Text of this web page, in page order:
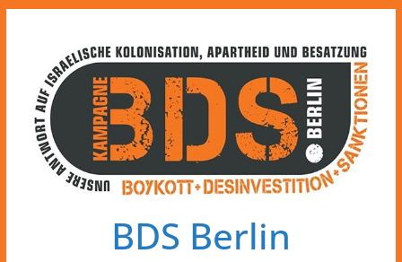
springen
BDS Berlin